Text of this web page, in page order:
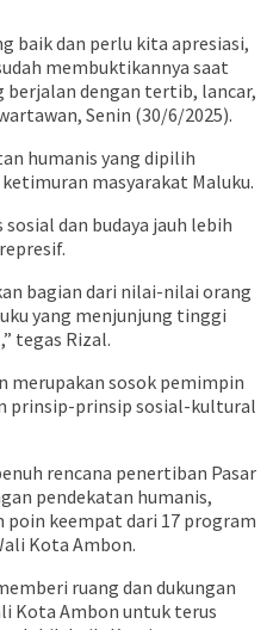
baik dan perlu kita apresiasi,
membuktikannya saat
berjalan dengan tertib, lancar,
Senin (30/6/2025).
humanis yang dipilih
masyarakat Maluku.
dan budaya jauh lebih
bagian dari nilai-nilai orang
yang menjunjung tinggi
tegas Rizal.
merupakan sosok pemimpin
prinsip-prinsip sosial-kultural
rencana penertiban Pasar
pendekatan humanis,
keempat dari 17 program
Kota Ambon.
ruang dan dukungan
Kota Ambon untuk terus